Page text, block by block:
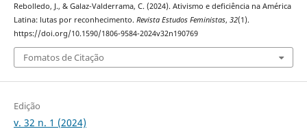
Rebolledo, J., & Galaz-Valderrama, C. (2024). Ativismo e deficiência na América
Latina: lutas por reconhecimento. Revista Estudos Feministas, 32(1).
https://doi.org/10.1590/1806-9584-2024v32n190769
Fomatos de Citação
Edição
v. 32 n. 1 (2024)